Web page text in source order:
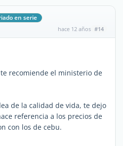
en serie
hace 12 años #14
recomiende el ministerio de
de la calidad de vida, te dejo
referencia a los precios de
con los de cebu.